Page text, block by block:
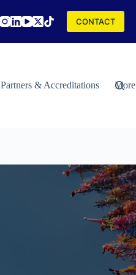
CONTACT
Partners & Accreditations More